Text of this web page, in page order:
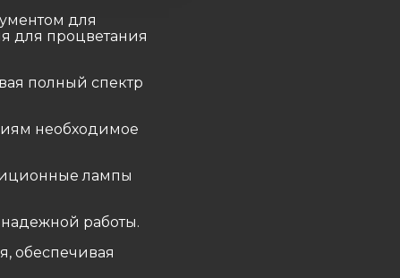
для
для процветания
полный спектр
необходимое
лампы
работы.
обеспечивая